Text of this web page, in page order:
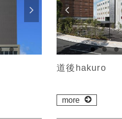
道後hakuro
more